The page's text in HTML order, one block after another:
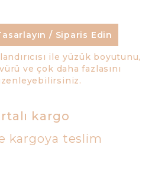
/ Siparis Edin
ile yüzük boyutunu,
ve çok daha fazlasını
kargo
kargoya teslim